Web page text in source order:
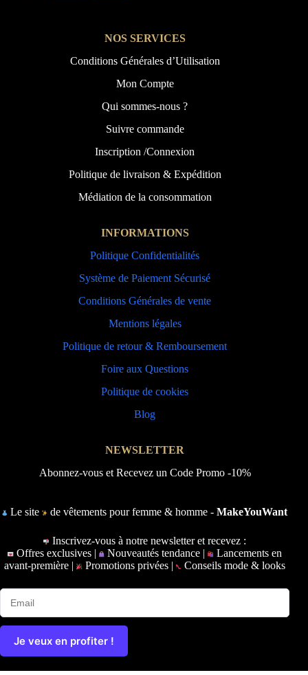
NOS SERVICES
Conditions Générales d’Utilisation
Mon Compte
Qui sommes-nous ?
Suivre commande
Inscription /Connexion
Politique de livraison & Expédition
Médiation de la consommation
INFORMATIONS
Politique Confidentialités
Système de Paiement Sécurisé
Conditions Générales de vente
Mentions légales
Politique de retour & Remboursement
Foire aux Questions
Politique de cookies
Blog
NEWSLETTER
Abonnez-vous et Recevez un Code Promo -10%
Le site de vêtements pour femme & homme -MakeYouWant
Inscrivez-vous à notre newsletter et recevez :
Offres exclusives |
Nouveautés tendance |
Lancements en
avant-première | Promotions privées | Conseils mode & looks
Je veux en profiter !